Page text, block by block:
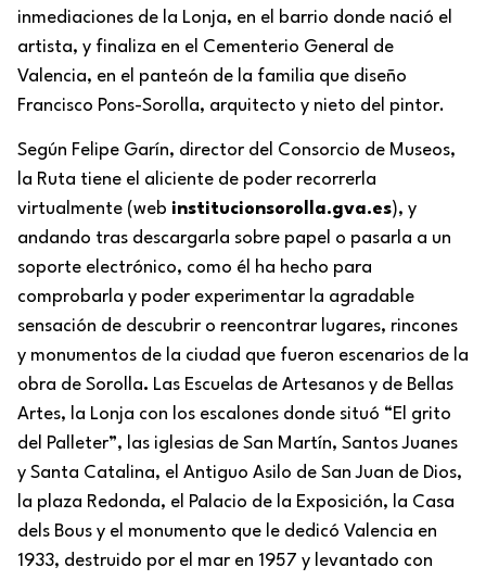
inmediaciones de la Lonja, en el barrio donde nació el
artista, y finaliza en el Cementerio General de
Valencia, en el panteón de la familia que diseño
Francisco Pons-Sorolla, arquitecto y nieto del pintor.
Según Felipe Garín, director del Consorcio de Museos,
la Ruta tiene el aliciente de poder recorrerla
virtualmente (web institucionsorolla.gva.es), y
andando tras descargarla sobre papel o pasarla a un
soporte electrónico, como él ha hecho para
comprobarla y poder experimentar la agradable
sensación de descubrir o reencontrar lugares, rincones
y monumentos de la ciudad que fueron escenarios de la
obra de Sorolla. Las Escuelas de Artesanos y de Bellas
Artes, la Lonja con los escalones donde situó “El grito
del Palleter”, las iglesias de San Martín, Santos Juanes
y Santa Catalina, el Antiguo Asilo de San Juan de Dios,
la plaza Redonda, el Palacio de la Exposición, la Casa
dels Bous y el monumento que le dedicó Valencia en
1933, destruido por el mar en 1957 y levantado con